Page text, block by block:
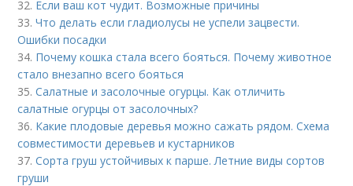
32. Если ваш кот чудит. Возможные причины
33.Что делать если гладиолусы не успели зацвести.
Ошибки посадки
34. Почему кошка стала всего бояться. Почему животное
стало внезапно всего бояться
35.Салатные и засолочные огурцы. Как отличить
салатные огурцы от засолочных?
36. Какие плодовые деревья можно сажать рядом. Схема
совместимости деревьев и кустарников
37.Сорта груш устойчивых к парше. Летние виды сортов
груши